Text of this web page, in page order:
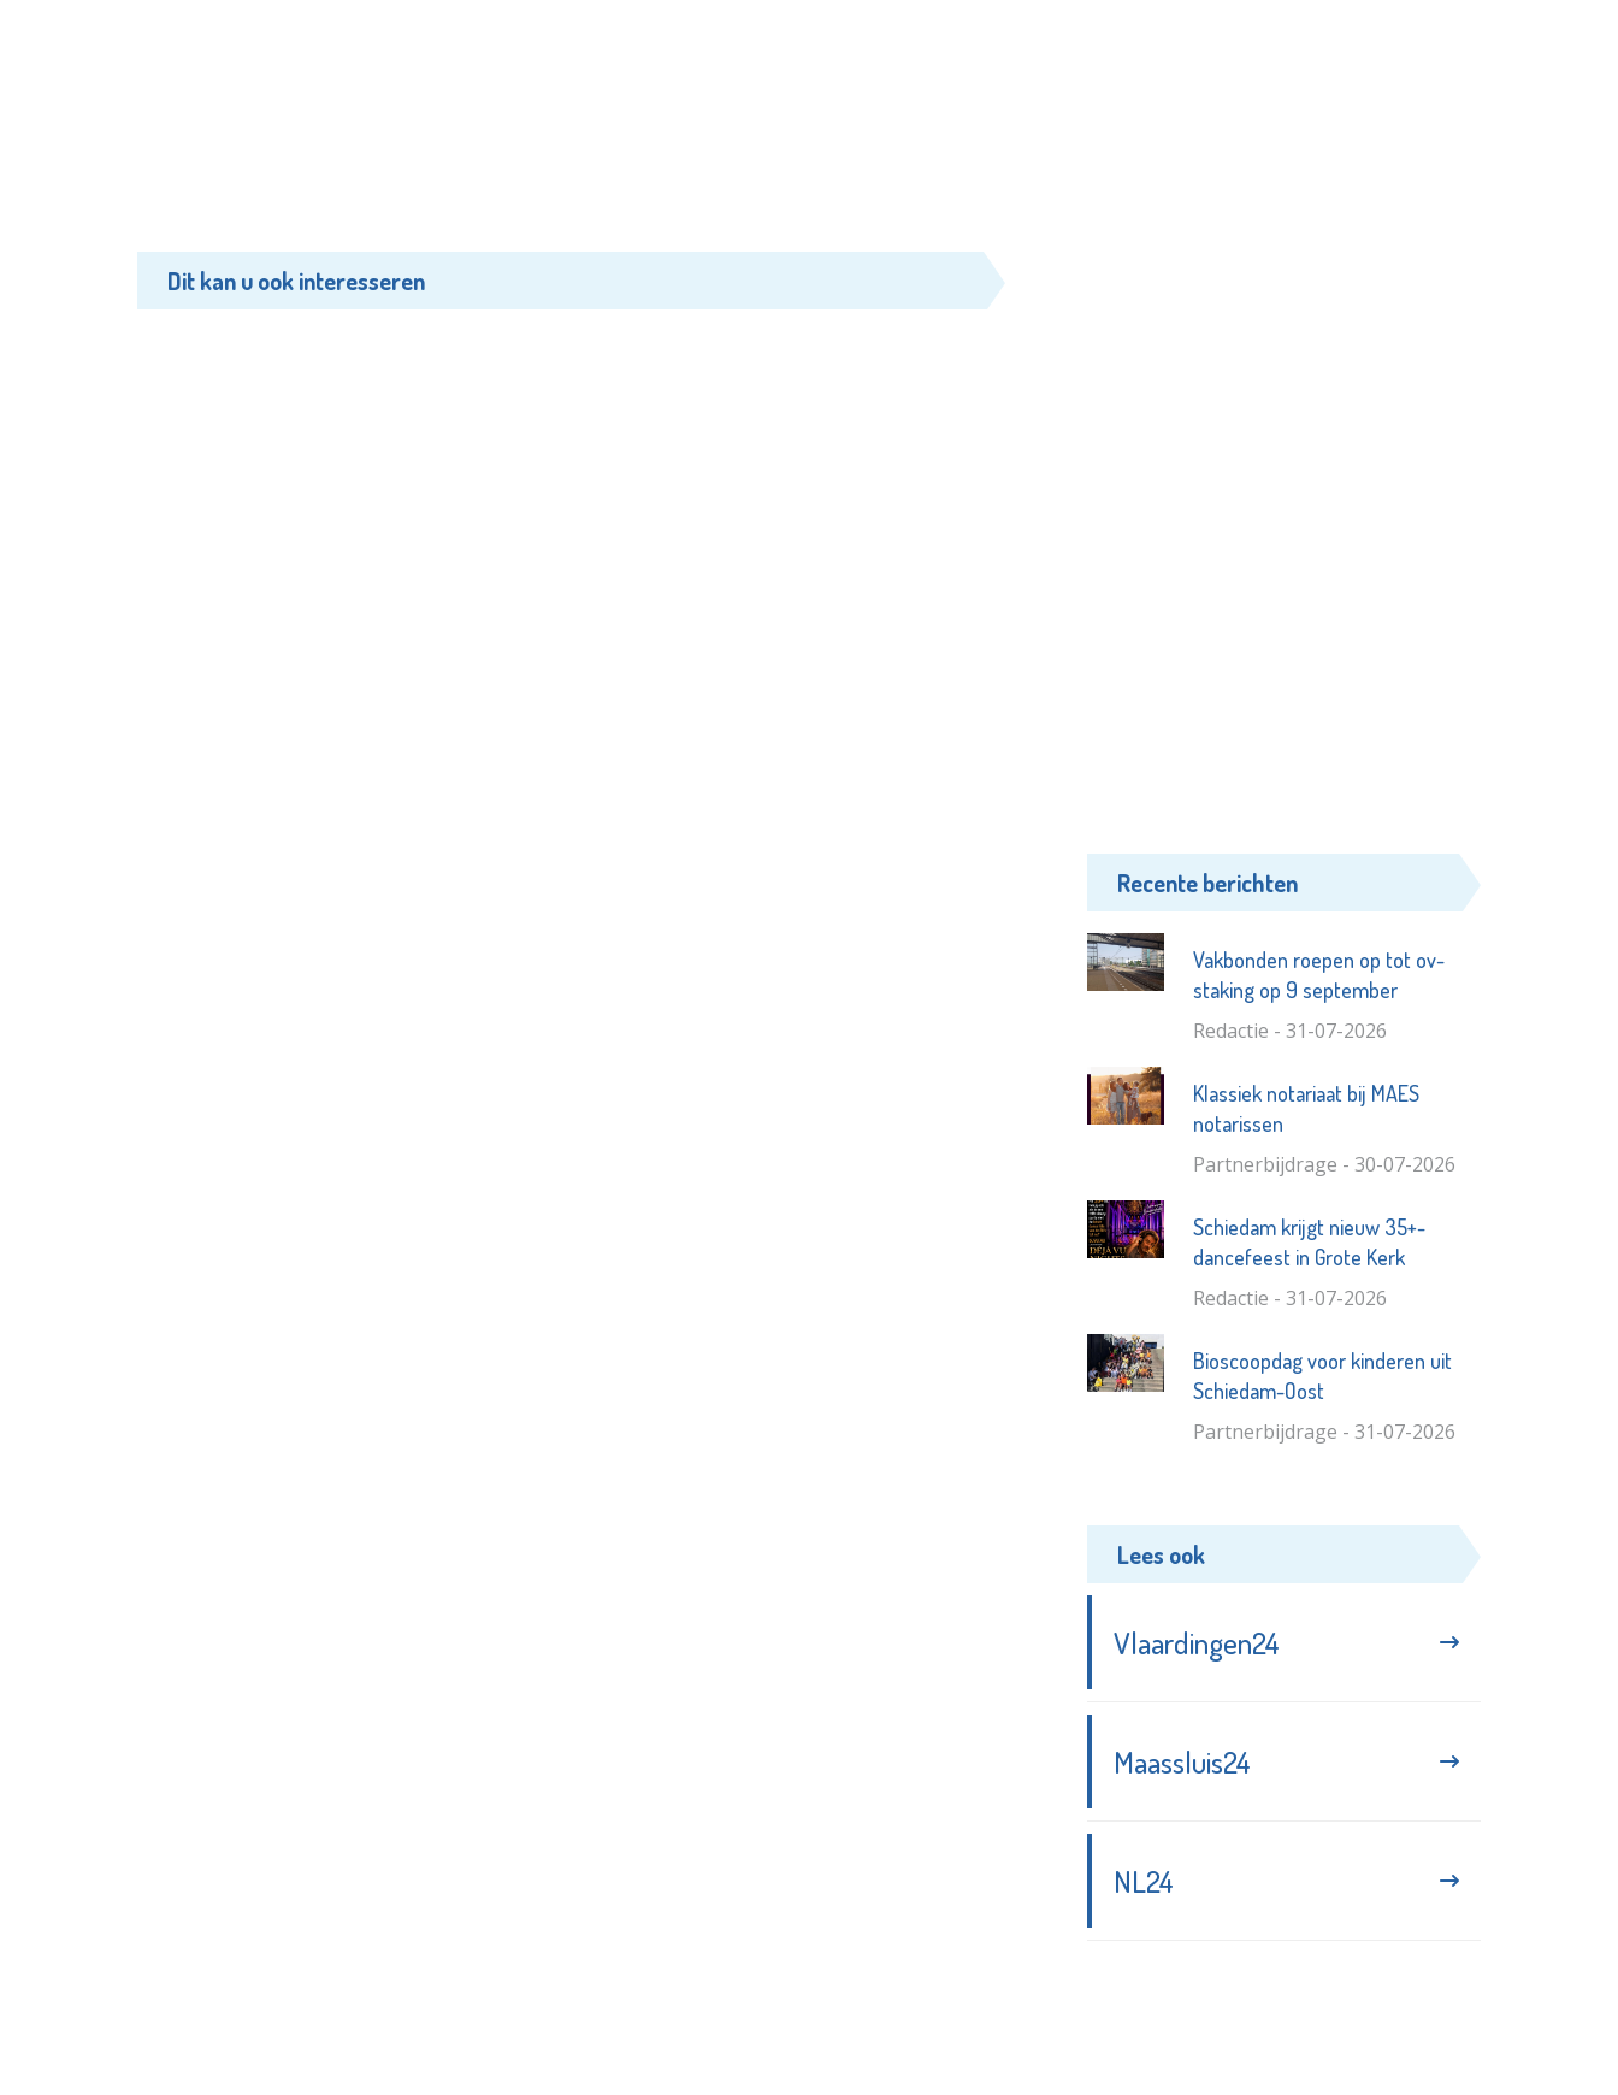
Dit kan u ook interesseren
Recente berichten
Vakbonden roepen op tot ov-
staking op 9 september
Redactie - 31-07-2026
Klassiek notariaat bij MAES
notarissen
Partnerbijdrage - 30-07-2026
Schiedam krijgt nieuw 35+-
dancefeest in Grote Kerk
Redactie - 31-07-2026
Bioscoopdag voor kinderen uit
Schiedam-Oost
Partnerbijdrage - 31-07-2026
Lees ook
Vlaardingen24
Maassluis24
NL24